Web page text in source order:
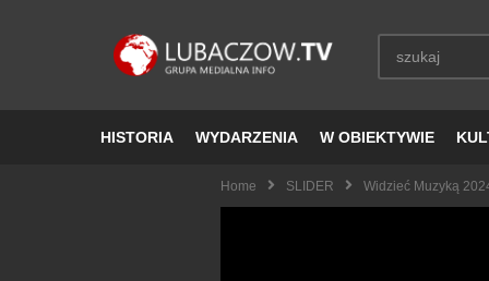
HISTORIA WYDARZENIA W OBIEKTYWIE
Home SLIDER Widzieć Muzyką